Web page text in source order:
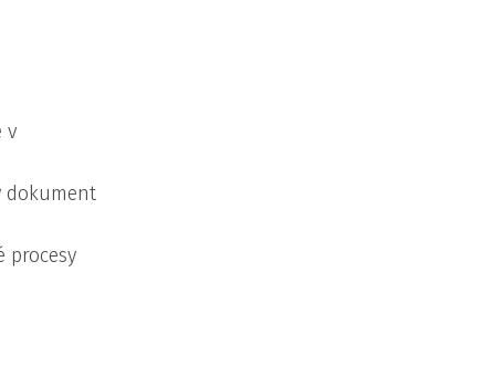
v
dokument
procesy